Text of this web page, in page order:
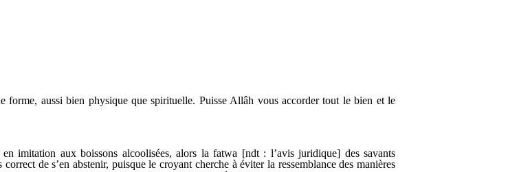
forme, aussi bien physique que spirituelle. Puisse Allâh vous accorder tout le bien et le
imitation aux boissons alcoolisées, alors la fatwa [ndt : l’avis juridique] des savants
de s’en abstenir, puisque le croyant cherche à éviter la ressemblance des manières